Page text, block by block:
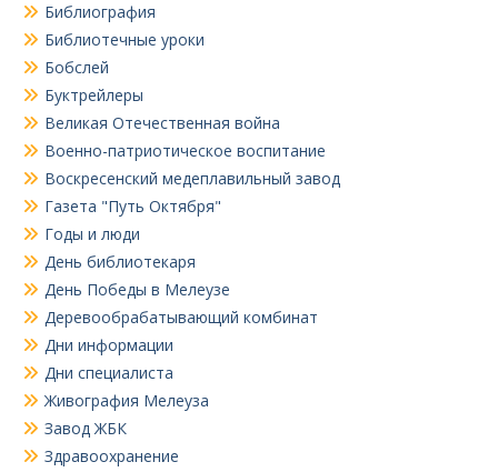
Библиография
Библиотечные уроки
Бобслей
Буктрейлеры
Великая Отечественная война
Военно-патриотическое воспитание
Воскресенский медеплавильный завод
Газета "Путь Октября"
Годы и люди
День библиотекаря
День Победы в Мелеузе
Деревообрабатывающий комбинат
Дни информации
Дни специалиста
Живография Мелеуза
Завод ЖБК
Здравоохранение